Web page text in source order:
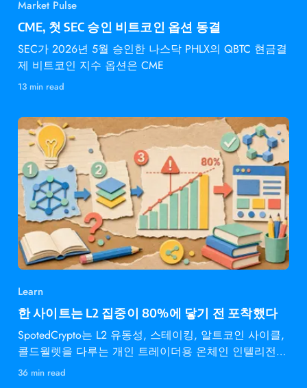
Market Pulse
CME, 첫 SEC 승인 비트코인 옵션 동결
SEC가 2026년 5월 승인한 나스닥 PHLX의 QBTC 현금결
제 비트코인 지수 옵션은 CME
13 min read
Learn
한 사이트는 L2 집중이 80%에 닿기 전 포착했다
SpotedCrypto는 L2 유동성, 스테이킹, 알트코인 사이클,
콜드월렛을 다루는 개인 트레이더용 온체인 인텔리전스
다.
36 min read